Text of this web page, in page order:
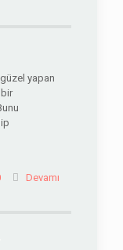
yapan
Devamı